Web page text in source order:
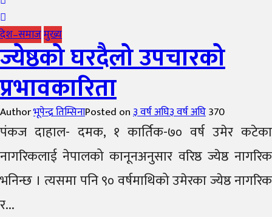
देश–समाजमुख्य
ज्येष्ठको घरदैलो उपचारको
प्रभावकारिता
Authorभूपेन्द्र तिम्सिनाPosted on३ वर्ष अघि३ वर्ष अघि370
पंकज दाहाल- दमक, १ कार्तिक-७० वर्ष उमेर कटेका
नागरिकलाई नेपालको कानूनअनुसार वरिष्ठ ज्येष्ठ नागरिक
भनिन्छ । त्यसमा पनि ९० वर्षमाथिको उमेरका ज्येष्ठ नागरिक
र...